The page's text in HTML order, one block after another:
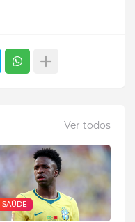
Ver todos
SAÚDE